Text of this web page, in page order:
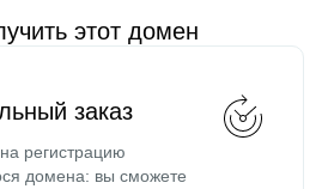
этот домен
заказ
регистрацию
домена: вы сможете